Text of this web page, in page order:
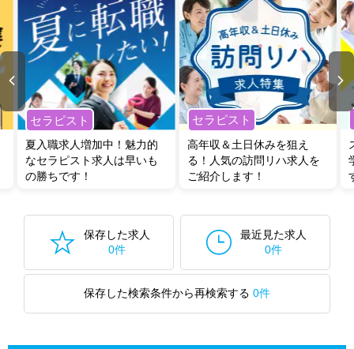
セラピスト
夏入職求人増加中！魅力的
なセラピスト求人は早いも
の勝ちです！
セラピスト
高年収＆土日休みを狙え
る！人気の訪問リハ求人を
ご紹介します！
保存した求人
0件
最近見た求人
0件
保存した検索条件から再検索する 0件